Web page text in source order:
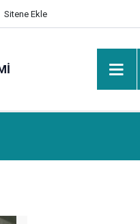
Sitene Ekle
vefat